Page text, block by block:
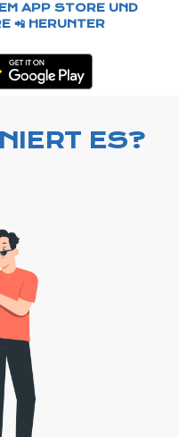
APP STORE UND
📲 HERUNTER
ES?